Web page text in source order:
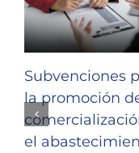
Subvenciones
la promoción
el